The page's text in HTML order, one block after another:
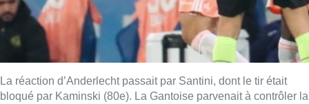
La réaction d’Anderlecht passait par Santini, dont le tir était
bloqué par Kaminski (80e). La Gantoise parvenait à contrôler la